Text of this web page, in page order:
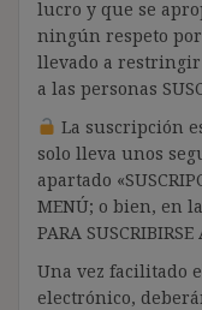
lucro y que se
ningún respeto
llevado a
a las personas
La suscripción
solo lleva unos
apartado
MENÚ; o bien, en
PARA SUSCRIBIRSE
Una vez facilitado
electrónico,